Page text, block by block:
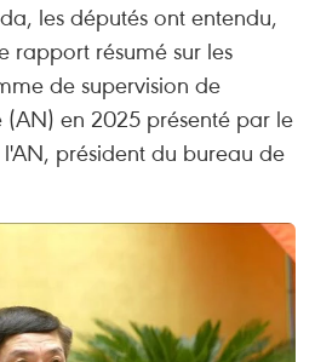
les députés ont entendu,
rapport résumé sur les
de supervision de
(AN) en 2025 présenté par le
président du bureau de